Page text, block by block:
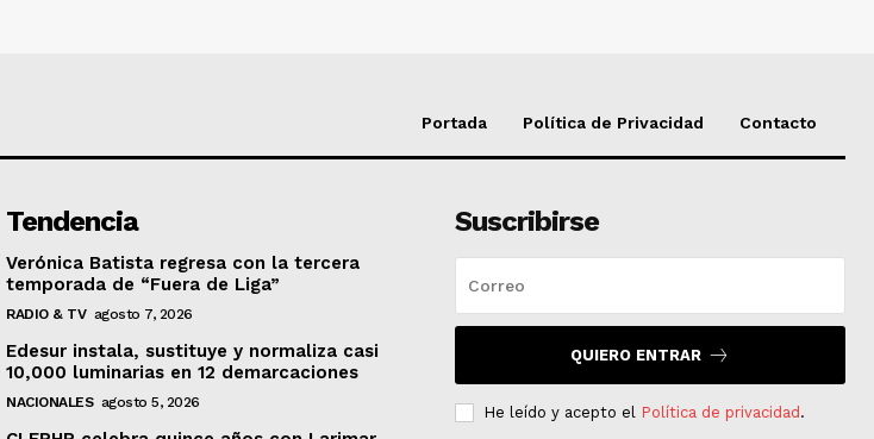
Portada Política de Privacidad Contacto
Tendencia
Verónica Batista regresa con la tercera
temporada de “Fuera de Liga”
RADIO & TV agosto 7, 2026
Edesur instala, sustituye y normaliza casi
10,000 luminarias en 12 demarcaciones
NACIONALES agosto 5, 2026
Suscribirse
QUIERO ENTRAR
He leído y acepto el Política de privacidad .